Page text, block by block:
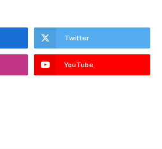
Twitter
YouTube